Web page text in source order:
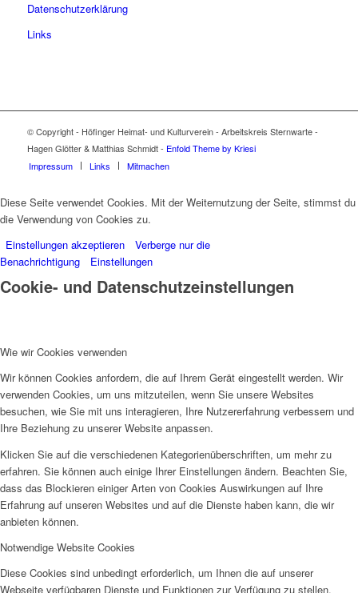
Datenschutzerklärung
Links
© Copyright - Höfinger Heimat- und Kulturverein - Arbeitskreis Sternwarte -
Hagen Glötter & Matthias Schmidt - Enfold Theme by Kriesi
Impressum
Links Mitmachen
Diese Seite verwendet Cookies. Mit der Weiternutzung der Seite, stimmst du
die Verwendung von Cookies zu.
Einstellungen akzeptieren
Verberge nur die
Benachrichtigung
Einstellungen
Cookie- und Datenschutzeinstellungen
Wie wir Cookies verwenden
Wir können Cookies anfordern, die auf Ihrem Gerät eingestellt werden. Wir
verwenden Cookies, um uns mitzuteilen, wenn Sie unsere Websites
besuchen, wie Sie mit uns interagieren, Ihre Nutzererfahrung verbessern und
Ihre Beziehung zu unserer Website anpassen.
Klicken Sie auf die verschiedenen Kategorienüberschriften, um mehr zu
erfahren. Sie können auch einige Ihrer Einstellungen ändern. Beachten Sie,
dass das Blockieren einiger Arten von Cookies Auswirkungen auf Ihre
Erfahrung auf unseren Websites und auf die Dienste haben kann, die wir
anbieten können.
Notwendige Website Cookies
Diese Cookies sind unbedingt erforderlich, um Ihnen die auf unserer
Webseite verfügbaren Dienste und Funktionen zur Verfügung zu stellen.